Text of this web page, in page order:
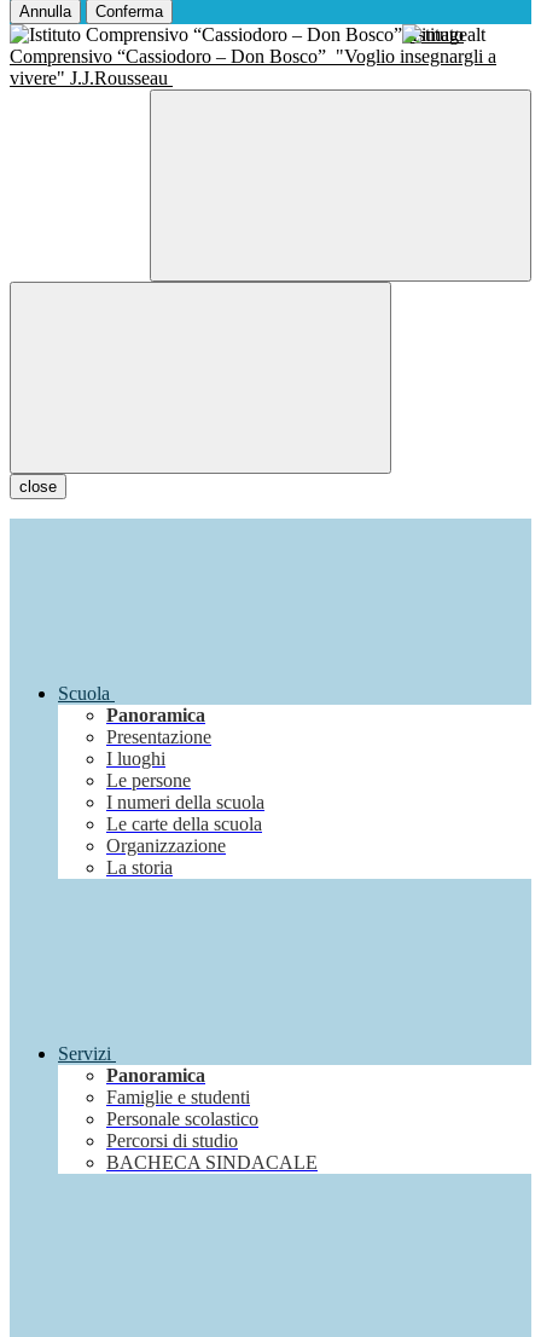
Annulla Conferma
Istituto
Comprensivo “Cassiodoro – Don Bosco” "Voglio insegnargli a
vivere" J.J.Rousseau
close
Scuola
Panoramica
Presentazione
I luoghi
Le persone
I numeri della scuola
Le carte della scuola
Organizzazione
La storia
Servizi
Panoramica
Famiglie e studenti
Personale scolastico
Percorsi di studio
BACHECA SINDACALE